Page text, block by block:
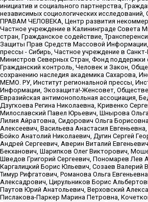
инициатив и социального партнерства,
независимых социологических
ПРАВАМ ЧЕЛОВЕКА, Центр развития
Частное учреждение в Калининграде Совета
стран, Гражданское содействие,
Защиты Прав Средств Массовой Информации,
прессы - Сибирь, Частное учреждение в
Министров Северных Стран, Фонд поддержки
Гражданский контроль, Человек и Закон,
сохранению наследия академика Сахарова,
МЕМО. РУ, Институт региональной прессы,
Информации, Экозащита!-Женсовет,
Евразийская антимонопольная ассоциация,
Дзугкоева Регина Николаевна, Кривенко
Милославский Павел Юрьевич, Шнырова
Лилия Айратовна, Сидорович Ольга
Алексеевич, Васильева Анастасия
Бойко Анатолий Николаевич, Дугин Сергей
Андрей Сергеевич, Аверин Виталий
Бекханович, Шарипков Олег Викторович,
Шведов Григорий Сергеевич, Пономарев Лев
Каргалицкий Борис Юльевич, Созаев Валерий
Тимур Рифгатович, Романова Ольга
Алексадрович, Цирульников Борис
Паутов Юрий Анатольевич, Верховский
Пислакова-Паркер Марина Петровна,